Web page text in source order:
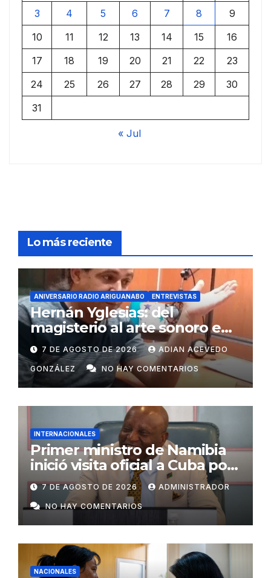
3
4 5 6 7 8
9
10
11 12 13 14 15
16
17
18 19 20 21 22
23
24
25 26 27 28 29
30
31
« Jul
Lo más reciente
ANIVERSARIO RADIO ARIGUANABO ENTREVISTAS
Hernán Yglesias: del
magisterio al arte sonoro en
Radio Ariguanabo
7 DE AGOSTO DE 2026 ADIAN ACEVEDO
GONZÁLEZ NO HAY COMENTARIOS
INTERNACIONALES
Primer ministro de Namibia
inició visita oficial a Cuba por
invitación de Manuel Marrero
7 DE AGOSTO DE 2026 ADMINISTRADOR
NO HAY COMENTARIOS
NACIONALES